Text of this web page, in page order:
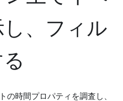
、フィル
の時間プロパティを調査し、